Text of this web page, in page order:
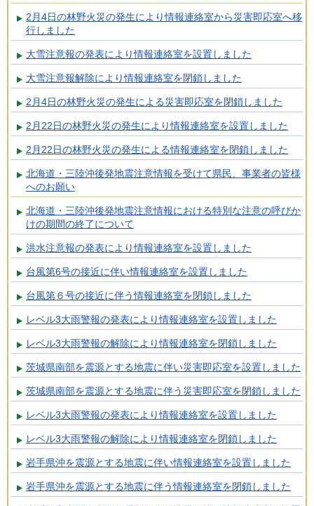
2月4日の林野火災の発生により情報連絡室から災害即応室へ移
行しました
大雪注意報の発表により情報連絡室を設置しました
大雪注意報解除により情報連絡室を閉鎖しました
2月4日の林野火災の発生による災害即応室を閉鎖しました
2月22日の林野火災の発生により情報連絡室を設置しました
2月22日の林野火災の発生による情報連絡室を閉鎖しました
北海道・三陸沖後発地震注意情報を受けて県民、事業者の皆様
へのお願い
北海道・三陸沖後発地震注意情報における特別な注意の呼びか
けの期間の終了について
洪水注意報の発表により情報連絡室を設置しました
台風第6号の接近に伴い情報連絡室を設置しました
台風第６号の接近に伴う情報連絡室を閉鎖しました
レベル3大雨警報の発表により情報連絡室を設置しました
レベル3大雨警報の解除により情報連絡室を閉鎖しました
茨城県南部を震源とする地震に伴い災害即応室を設置しました
茨城県南部を震源とする地震に伴う災害即応室を閉鎖しました
レベル3大雨警報の発表により情報連絡室を設置しました
レベル3大雨警報の解除により情報連絡室を閉鎖しました
岩手県沖を震源とする地震に伴い情報連絡室を設置しました
岩手県沖を震源とする地震に伴う情報連絡室を閉鎖しました